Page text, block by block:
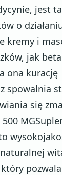
jest
o
kremy i
jak
ona kurację
spowalnia
się
500